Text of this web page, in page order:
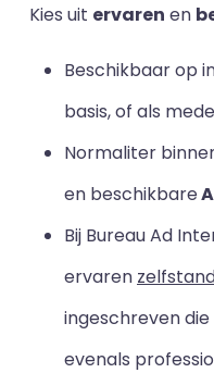
Kies uit ervaren en
Beschikbaar op
basis, of als
Normaliter
en beschikbare
Bij Bureau Ad
ervaren
ingeschreven die
evenals